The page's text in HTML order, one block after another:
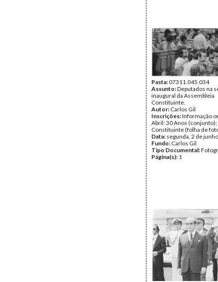
Pasta:07311.045.034
Assunto:Deputados na
inaugural da Assembleia
Constituinte.
Autor: Carlos Gil
Inscrições:Informação
Abril: 30 Anos
Constituinte (folha de
Data: segunda, 2 de
Fundo: Carlos Gil
Tipo Documental:
Página(s): 1